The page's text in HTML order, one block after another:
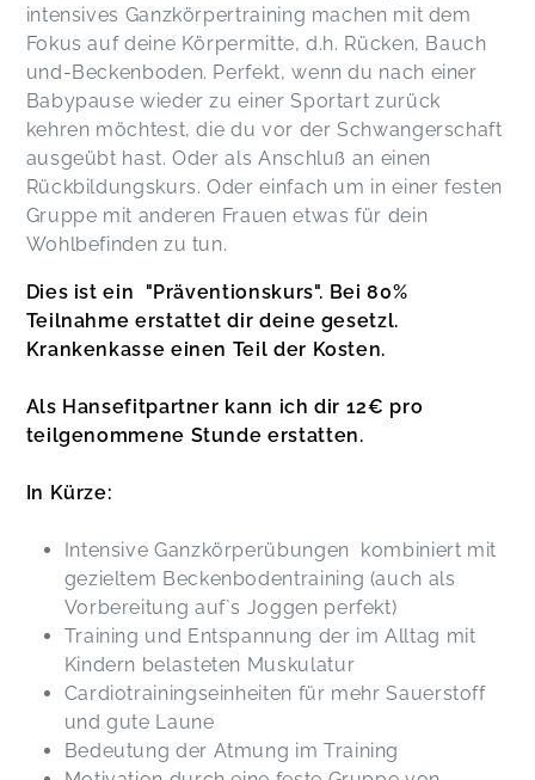
Wiedereinstieg nach der Schwangerschaft! Es
hat mir sehr gut gefallen.
Alina,
Super Kurs! Vielen lieben Dank:-)
Lisa,Oct 22
Der Kurs mit Judith macht sehr viel Spaß und der
dem Kurs habe ich nach meiner
Schwangerschaft wieder zurück in den Sport
gefunden. Judith achtet sehr auf die
Sehr empfehlenswert, ein super Kurs für den
Beckenbodenübungen!! Judith hat den Kurs sehr
abwechslungsreich gestaltet und ist auf alle
Bedürfnisse gut eingegangen. Ein großes
Dankeschön für diesen tollen Kurs!
Beekje,Apr 01
Vielen Dank! Es hat viel Spaß gemacht!
intensives Ganzkörpertraining machen mit dem
Fokus auf deine Körpermitte, d.h. Rücken, Bauch
und-Beckenboden. Perfekt, wenn du nach einer
Babypause wieder zu einer Sportart zurück
kehren möchtest, die du vor der Schwangerschaft
ausgeübt hast. Oder als Anschluß an einen
Rückbildungskurs. Oder einfach um in einer festen
Gruppe mit anderen Frauen etwas für dein
Wohlbefinden zu tun.
Dies ist ein "Präventionskurs". Bei 80%
Teilnahme erstattet dir deine gesetzl.
Krankenkasse einen Teil der Kosten.
Als Hansefitpartner kann ich dir 12€ pro
teilgenommene Stunde erstatten.
In Kürze:
Intensive Ganzkörperübungen kombiniert mit
gezieltem Beckenbodentraining (auch als
Vorbereitung auf`s Joggen perfekt)
Training und Entspannung der im Alltag mit
Kindern belasteten Muskulatur
Cardiotrainingseinheiten für mehr Sauerstoff
und gute Laune
Bedeutung der Atmung im Training